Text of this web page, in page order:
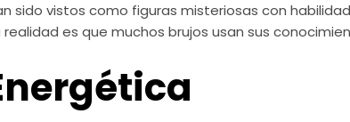
sido vistos como figuras misteriosas con
es que muchos brujos usan sus